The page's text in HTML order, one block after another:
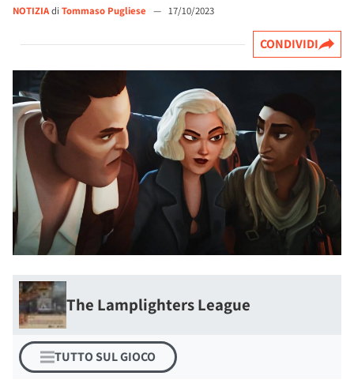
NOTIZIAdi Tommaso Pugliese — 17/10/2023
CONDIVIDI
The Lamplighters League
TUTTO SUL GIOCO